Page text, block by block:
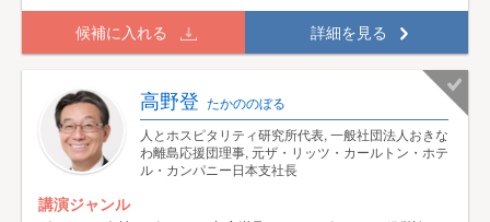
候補に入れる 詳細を見る
高野登 たかののぼる
人とホスピタリティ研究所代表, 一般社団法人おきな
わ離島応援団理事, 元ザ・リッツ・カールトン・ホテ
ル・カンパニー日本支社長
講演ジャンル